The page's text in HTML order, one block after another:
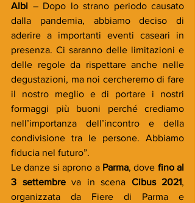
Albi – Dopo lo strano periodo causato
dalla pandemia, abbiamo deciso di
aderire a importanti eventi caseari in
presenza. Ci saranno delle limitazioni e
delle regole da rispettare anche nelle
degustazioni, ma noi cercheremo di fare
il nostro meglio e di portare i nostri
formaggi più buoni perché crediamo
nell’importanza dell’incontro e della
condivisione tra le persone. Abbiamo
fiducia nel futuro”.
Le danze si aprono a Parma, dove fino al
3 settembre va in scena Cibus 2021,
organizzata da Fiere di Parma e